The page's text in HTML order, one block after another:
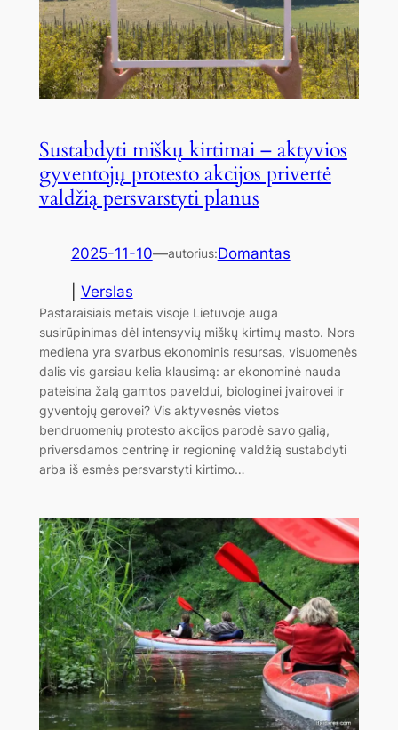
Sustabdyti miškų kirtimai – aktyvios
gyventojų protesto akcijos privertė
valdžią persvarstyti planus
2025-11-10—autorius:Domantas
Verslas
Pastaraisiais metais visoje Lietuvoje auga
susirūpinimas dėl intensyvių miškų kirtimų masto. Nors
mediena yra svarbus ekonominis resursas, visuomenės
dalis vis garsiau kelia klausimą: ar ekonominė nauda
pateisina žalą gamtos paveldui, biologinei įvairovei ir
gyventojų gerovei? Vis aktyvesnės vietos
bendruomenių protesto akcijos parodė savo galią,
priversdamos centrinę ir regioninę valdžią sustabdyti
arba iš esmės persvarstyti kirtimo…